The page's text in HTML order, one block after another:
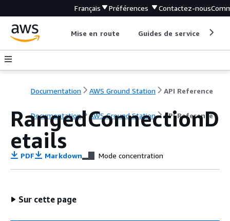
Français Préférences Contactez-nous
Mise en route Guides de service
Documentation AWS Ground Station API Reference
Documentation AWS Ground Station API Reference
RangedConnectionD
etails
PDF Markdown Mode concentration
Sur cette page